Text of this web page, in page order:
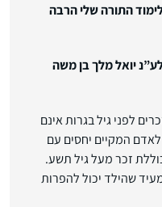
התורה שלי הרבה
יואל מלך בן משה
לפני גיל בגרות אינם
לאדם המקיים יחסים עם
זכר מעל גיל תשע.
שהילד יכול להפרות